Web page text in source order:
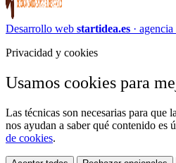
Desarrollo web startidea.es ·
Privacidad y cookies
Usamos cookies para
Las técnicas son necesarias para que
nos ayudan a saber qué contenido es
de cookies.